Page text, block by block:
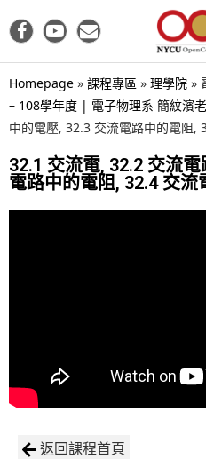
Homepage » 課程專區 » 理學院 »
– 108學年度 | 電子物理系 簡紋濱
中的電壓, 32.3 交流電路中的電阻,
32.1 交流電, 32.2 交流
電路中的電阻, 32.4 交流
返回課程首頁